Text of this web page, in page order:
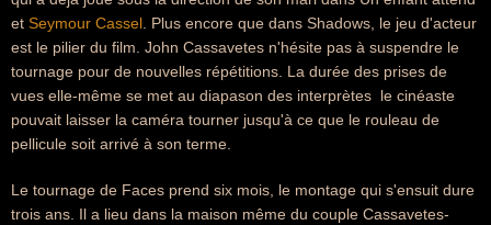
et Seymour Cassel . Plus encore que dans Shadows, le jeu d'acteur
est le pilier du film. John Cassavetes n'hésite pas à suspendre le
tournage pour de nouvelles répétitions. La durée des prises de
vues elle-même se met au diapason des interprètes  le cinéaste
pouvait laisser la caméra tourner jusqu'à ce que le rouleau de
pellicule soit arrivé à son terme.
Le tournage de Faces prend six mois, le montage qui s'ensuit dure
trois ans. Il a lieu dans la maison même du couple Cassavetes-